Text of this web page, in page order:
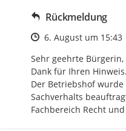
Rückmeldung
Zeitpunkt des
6. August um 15:43
Sehr geehrte
Dank für Ihren Hinweis.
Der Betriebshof
Sachverhalts
Fachbereich Recht